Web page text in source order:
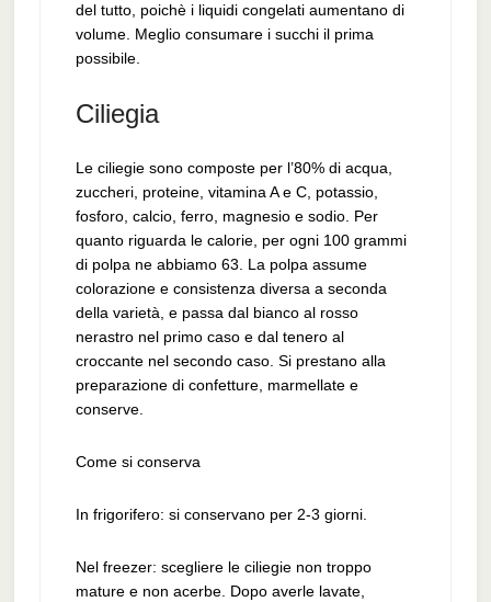
del tutto, poichè i liquidi congelati aumentano di
volume. Meglio consumare i succhi il prima
possibile.
Ciliegia
Le ciliegie sono composte per l’80% di acqua,
zuccheri, proteine, vitamina A e C, potassio,
fosforo, calcio, ferro, magnesio e sodio. Per
quanto riguarda le calorie, per ogni 100 grammi
di polpa ne abbiamo 63. La polpa assume
colorazione e consistenza diversa a seconda
della varietà, e passa dal bianco al rosso
nerastro nel primo caso e dal tenero al
croccante nel secondo caso. Si prestano alla
preparazione di confetture, marmellate e
conserve.
Come si conserva
In frigorifero: si conservano per 2-3 giorni.
Nel freezer: scegliere le ciliegie non troppo
mature e non acerbe. Dopo averle lavate,